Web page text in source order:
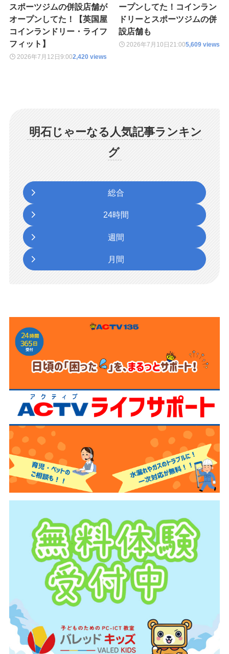
スポーツジムの併設店舗が
オープンしてた！【英国屋
コインランドリー・ライフ
フィット】
2026年7月12日9:002,420 views
ープンしてた！コインラン
ドリーとスポーツジムの併
設店舗も
2026年7月10日21:005,609 views
明石じゃーなる人気記事ランキン
グ
総合
24時間
週間
月間